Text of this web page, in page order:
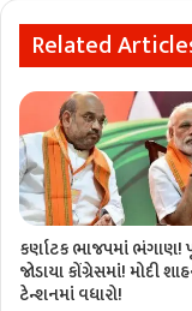
Related
કર્ણાટક ભાજપમાં ભંગાણ!
જોડાયા કોંગ્રેસમાં! મોદી
ટેન્શનમાં વધારો!